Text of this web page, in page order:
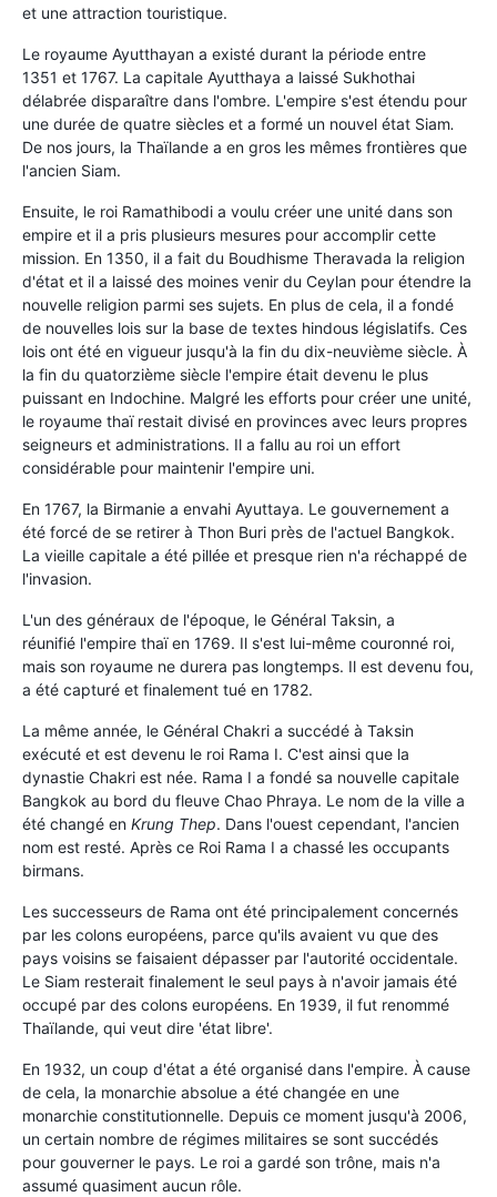
et une attraction touristique.
Le royaume Ayutthayan a existé durant la période entre
1351 et 1767. La capitale Ayutthaya a laissé Sukhothai
délabrée disparaître dans l'ombre. L'empire s'est étendu pour
une durée de quatre siècles et a formé un nouvel état Siam.
De nos jours, la Thaïlande a en gros les mêmes frontières que
l'ancien Siam.
Ensuite, le roi Ramathibodi a voulu créer une unité dans son
empire et il a pris plusieurs mesures pour accomplir cette
mission. En 1350, il a fait du Boudhisme Theravada la religion
d'état et il a laissé des moines venir du Ceylan pour étendre la
nouvelle religion parmi ses sujets. En plus de cela, il a fondé
de nouvelles lois sur la base de textes hindous législatifs. Ces
lois ont été en vigueur jusqu'à la fin du dix-neuvième siècle. À
la fin du quatorzième siècle l'empire était devenu le plus
puissant en Indochine. Malgré les efforts pour créer une unité,
le royaume thaï restait divisé en provinces avec leurs propres
seigneurs et administrations. Il a fallu au roi un effort
considérable pour maintenir l'empire uni.
En 1767, la Birmanie a envahi Ayuttaya. Le gouvernement a
été forcé de se retirer à Thon Buri près de l'actuel Bangkok.
La vieille capitale a été pillée et presque rien n'a réchappé de
l'invasion.
L'un des généraux de l'époque, le Général Taksin, a
réunifié l'empire thaï en 1769. Il s'est lui-même couronné roi,
mais son royaume ne durera pas longtemps. Il est devenu fou,
a été capturé et finalement tué en 1782.
La même année, le Général Chakri a succédé à Taksin
exécuté et est devenu le roi Rama I. C'est ainsi que la
dynastie Chakri est née. Rama I a fondé sa nouvelle capitale
Bangkok au bord du fleuve Chao Phraya. Le nom de la ville a
été changé en Krung Thep. Dans l'ouest cependant, l'ancien
nom est resté. Après ce Roi Rama I a chassé les occupants
birmans.
Les successeurs de Rama ont été principalement concernés
par les colons européens, parce qu'ils avaient vu que des
pays voisins se faisaient dépasser par l'autorité occidentale.
Le Siam resterait finalement le seul pays à n'avoir jamais été
occupé par des colons européens. En 1939, il fut renommé
Thaïlande, qui veut dire 'état libre'.
En 1932, un coup d'état a été organisé dans l'empire. À cause
de cela, la monarchie absolue a été changée en une
monarchie constitutionnelle. Depuis ce moment jusqu'à 2006,
un certain nombre de régimes militaires se sont succédés
pour gouverner le pays. Le roi a gardé son trône, mais n'a
assumé quasiment aucun rôle.